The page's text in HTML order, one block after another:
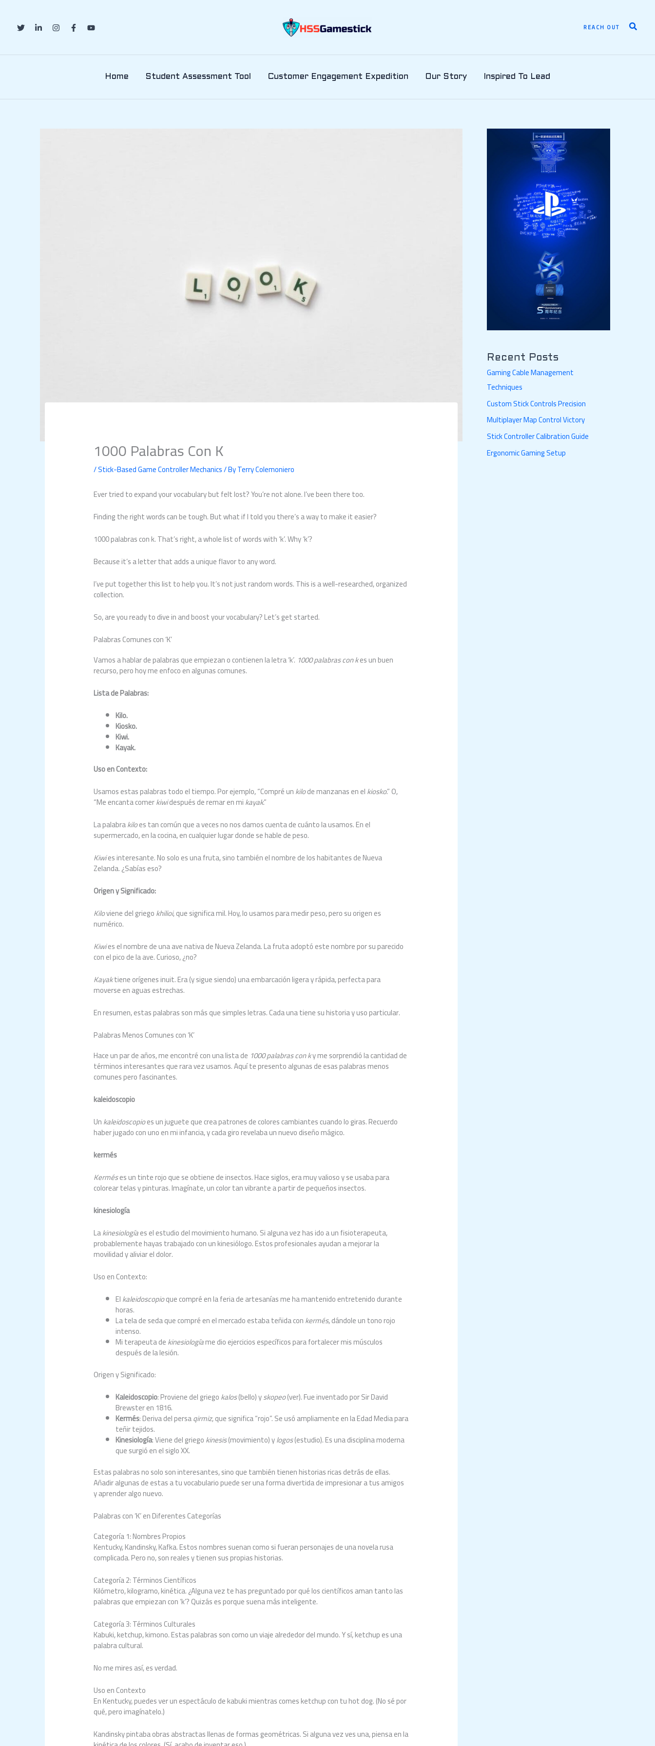
content REACH OUT Search
Home Student Assessment Tool Customer Engagement Expedition Our Story Inspired To Lead
1000 Palabras Con K
/Stick-Based Game Controller Mechanics/ ByTerry Colemoniero
Ever tried to expand your vocabulary but felt lost? You’re not alone. I’ve been there too.
Finding the right words can be tough. But what if I told you there’s a way to make it easier?
1000 palabras con k. That’s right, a whole list of words with ‘k’. Why ‘k’?
Because it’s a letter that adds a unique flavor to any word.
I’ve put together this list to help you. It’s not just random words. This is a well-researched, organized
collection.
So, are you ready to dive in and boost your vocabulary? Let’s get started.
Palabras Comunes con ‘K’
Vamos a hablar de palabras que empiezan o contienen la letra ‘k’. 1000 palabras con kes un buen
recurso, pero hoy me enfoco en algunas comunes.
Lista de Palabras:
Kilo.
Kiosko.
Kiwi.
Kayak.
Uso en Contexto:
Usamos estas palabras todo el tiempo. Por ejemplo, “Compré unkilode manzanas en elkiosko.” O,
“Me encanta comerkiwidespués de remar en mikayak.”
La palabrakiloes tan común que a veces no nos damos cuenta de cuánto la usamos. En el
supermercado, en la cocina, en cualquier lugar donde se hable de peso.
Kiwies interesante. No solo es una fruta, sino también el nombre de los habitantes de Nueva
Zelanda. ¿Sabías eso?
Origen y Significado:
Kiloviene del griegokhilioi, que significa mil. Hoy, lo usamos para medir peso, pero su origen es
numérico.
Kiwies el nombre de una ave nativa de Nueva Zelanda. La fruta adoptó este nombre por su parecido
con el pico de la ave. Curioso, ¿no?
Kayaktiene orígenes inuit. Era (y sigue siendo) una embarcación ligera y rápida, perfecta para
moverse en aguas estrechas.
En resumen, estas palabras son más que simples letras. Cada una tiene su historia y uso particular.
Palabras Menos Comunes con ‘K’
Hace un par de años, me encontré con una lista de 1000 palabras con ky me sorprendió la cantidad de
términos interesantes que rara vez usamos. Aquí te presento algunas de esas palabras menos
comunes pero fascinantes.
kaleidoscopio
Unkaleidoscopioes un juguete que crea patrones de colores cambiantes cuando lo giras. Recuerdo
haber jugado con uno en mi infancia, y cada giro revelaba un nuevo diseño mágico.
kermés
Kerméses un tinte rojo que se obtiene de insectos. Hace siglos, era muy valioso y se usaba para
colorear telas y pinturas. Imagínate, un color tan vibrante a partir de pequeños insectos.
kinesiología
Lakinesiologíaes el estudio del movimiento humano. Si alguna vez has ido a un fisioterapeuta,
probablemente hayas trabajado con un kinesiólogo. Estos profesionales ayudan a mejorar la
movilidad y aliviar el dolor.
Uso en Contexto:
Elkaleidoscopioque compré en la feria de artesanías me ha mantenido entretenido durante
horas.
La tela de seda que compré en el mercado estaba teñida conkermés, dándole un tono rojo
intenso.
Mi terapeuta dekinesiologíame dio ejercicios específicos para fortalecer mis músculos
después de la lesión.
Origen y Significado:
Kaleidoscopio: Proviene del griegokalos(bello) yskopeo(ver). Fue inventado por Sir David
Brewster en 1816.
Kermés: Deriva del persaqirmiz, que significa “rojo”. Se usó ampliamente en la Edad Media para
teñir tejidos.
Kinesiología: Viene del griegokinesis(movimiento) ylogos(estudio). Es una disciplina moderna
que surgió en el siglo XX.
Estas palabras no solo son interesantes, sino que también tienen historias ricas detrás de ellas.
Añadir algunas de estas a tu vocabulario puede ser una forma divertida de impresionar a tus amigos
y aprender algo nuevo.
Palabras con ‘K’ en Diferentes Categorías
Categoría 1: Nombres Propios
Kentucky, Kandinsky, Kafka. Estos nombres suenan como si fueran personajes de una novela rusa
complicada. Pero no, son reales y tienen sus propias historias.
Categoría 2: Términos Científicos
Kilómetro, kilogramo, kinética. ¿Alguna vez te has preguntado por qué los científicos aman tanto las
palabras que empiezan con ‘k’? Quizás es porque suena más inteligente.
Categoría 3: Términos Culturales
Kabuki, ketchup, kimono. Estas palabras son como un viaje alrededor del mundo. Y sí, ketchup es una
palabra cultural.
No me mires así, es verdad.
Uso en Contexto
En Kentucky, puedes ver un espectáculo de kabuki mientras comes ketchup con tu hot dog. (No sé por
qué, pero imagínatelo.)
Kandinsky pintaba obras abstractas llenas de formas geométricas. Si alguna vez ves una, piensa en la
Recent Posts
Gaming Cable Management
Techniques
Custom Stick Controls Precision
Multiplayer Map Control Victory
Stick Controller Calibration Guide
Ergonomic Gaming Setup